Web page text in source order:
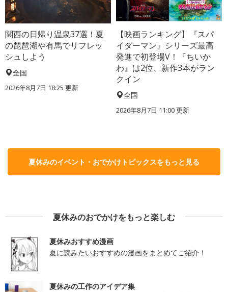
関西の日帰り温泉37選！夏
の琵琶湖や有馬でリフレッ
シュしよう
全国
2026年8月7日 18:25 更新
【映画ランキング】『スパ
イダーマン』シリーズ最高
発進で初登場V！『ちいか
わ』は2位、新作3本がラン
クイン
全国
2026年8月7日 11:00更新
夏休みのイベント・おでかけトピックスをもっと見る
夏休みのおでかけをもっと楽しむ
夏休みおすすめ漫画
夏に読みたいおすすめの漫画をまとめてご紹介！
夏休みの工作のアイデア集